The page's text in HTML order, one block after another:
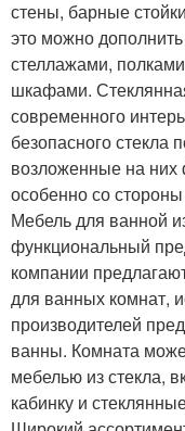
стены, барные
это можно
стеллажами,
шкафами.
современного
безопасного стекла
возложенные на
особенно со стороны
Мебель для ванной
функциональный
компании
для ванных комнат,
производителей
ванны. Комната
мебелью из стекла,
кабинку и